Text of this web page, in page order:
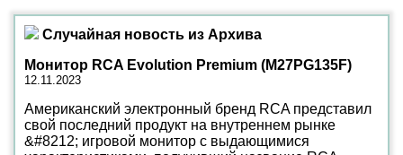
Случайная новость из Архива
Монитор RCA Evolution Premium (M27PG135F)
12.11.2023
Американский электронный бренд RCA представил
свой последний продукт на внутреннем рынке
&#8212; игровой монитор с выдающимися